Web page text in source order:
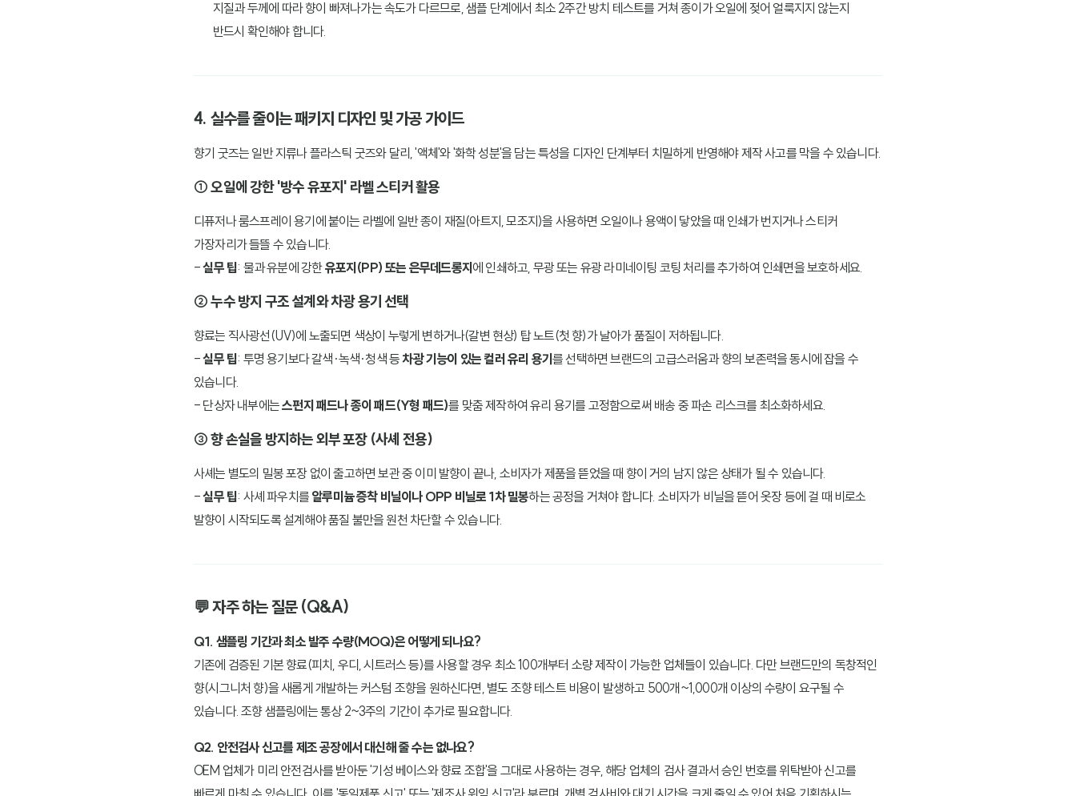
지질과 두께에 따라 향이 빠져나가는 속도가 다르므로, 샘플 단계에서 최소 2주간 방치 테스트를 거쳐 종이가 오일에 젖어 얼룩지지 않는지
반드시 확인해야 합니다.
4. 실수를 줄이는 패키지 디자인 및 가공 가이드
향기 굿즈는 일반 지류나 플라스틱 굿즈와 달리, '액체'와 '화학 성분'을 담는 특성을 디자인 단계부터 치밀하게 반영해야 제작 사고를 막을 수 있습니다.
① 오일에 강한 '방수 유포지' 라벨 스티커 활용
디퓨저나 룸스프레이 용기에 붙이는 라벨에 일반 종이 재질(아트지, 모조지)을 사용하면 오일이나 용액이 닿았을 때 인쇄가 번지거나 스티커
가장자리가 들뜰 수 있습니다.
-실무 팁: 물과 유분에 강한유포지(PP) 또는 은무데드롱지 에 인쇄하고, 무광 또는 유광 라미네이팅 코팅 처리를 추가하여 인쇄면을 보호하세요.
② 누수 방지 구조 설계와 차광 용기 선택
향료는 직사광선(UV)에 노출되면 색상이 누렇게 변하거나(갈변 현상) 탑 노트(첫 향)가 날아가 품질이 저하됩니다.
-실무 팁: 투명 용기보다 갈색·녹색·청색 등차광 기능이 있는 컬러 유리 용기를 선택하면 브랜드의 고급스러움과 향의 보존력을 동시에 잡을 수
있습니다.
- 단상자 내부에는스펀지 패드나 종이 패드(Y형 패드)를 맞춤 제작하여 유리 용기를 고정함으로써 배송 중 파손 리스크를 최소화하세요.
③ 향 손실을 방지하는 외부 포장 (사셰 전용)
사셰는 별도의 밀봉 포장 없이 출고하면 보관 중 이미 발향이 끝나, 소비자가 제품을 뜯었을 때 향이 거의 남지 않은 상태가 될 수 있습니다.
-실무 팁: 사셰 파우치를 알루미늄 증착 비닐이나 OPP 비닐로 1차 밀봉하는 공정을 거쳐야 합니다. 소비자가 비닐을 뜯어 옷장 등에 걸 때 비로소
발향이 시작되도록 설계해야 품질 불만을 원천 차단할 수 있습니다.
💬 자주 하는 질문 (Q&A)
Q1. 샘플링 기간과 최소 발주 수량(MOQ)은 어떻게 되나요?
기존에 검증된 기본 향료(피치, 우디, 시트러스 등)를 사용할 경우 최소 100개부터 소량 제작이 가능한 업체들이 있습니다. 다만 브랜드만의 독창적인
향(시그니처 향)을 새롭게 개발하는 커스텀 조향을 원하신다면, 별도 조향 테스트 비용이 발생하고 500개~1,000개 이상의 수량이 요구될 수
있습니다. 조향 샘플링에는 통상 2~3주의 기간이 추가로 필요합니다.
Q2. 안전검사 신고를 제조 공장에서 대신해 줄 수는 없나요?
OEM 업체가 미리 안전검사를 받아둔 '기성 베이스와 향료 조합'을 그대로 사용하는 경우, 해당 업체의 검사 결과서 승인 번호를 위탁받아 신고를